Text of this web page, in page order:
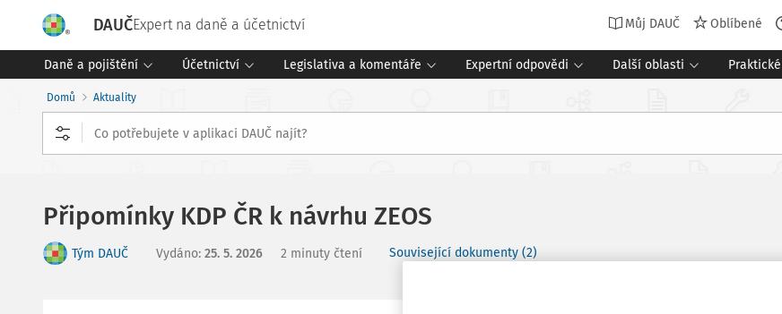
DAUČExpert na daně a účetnictví Můj DAUČ Oblíbené
Daně a pojištění Účetnictví Legislativa a komentáře Expertní odpovědi Další oblasti
Domů Aktuality
Připomínky KDP ČR k návrhu ZEOS
Tým DAUČ Vydáno: 25. 5. 2026 2 minuty čtení Související dokumenty (2)